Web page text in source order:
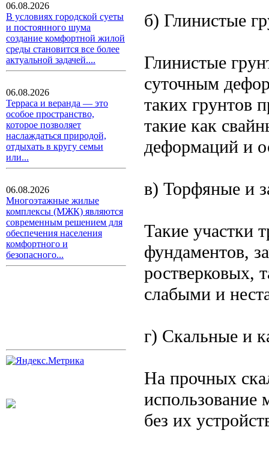
06.08.2026
В условиях городской суеты
и постоянного шума
создание комфортной жилой
среды становится все более
актуальной задачей....
06.08.2026
Терраса и веранда — это
особое пространство,
которое позволяет
наслаждаться природой,
отдыхать в кругу семьи
или...
06.08.2026
Многоэтажные жилые
комплексы (МЖК) являются
современным решением для
обеспечения населения
комфортного и
безопасного...
б) Глинистые
Глинистые
суточным
таких грунтов
такие как
деформаций и
в) Торфяные и
Такие участки
фундаментов,
ростверковых,
слабыми и
г) Скальные и
На прочных
использование
без их